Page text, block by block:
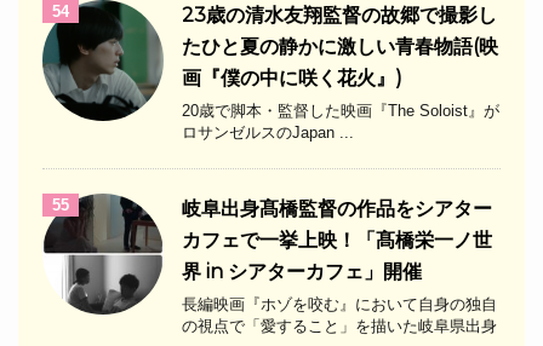
54
23歳の清水友翔監督の故郷で撮影し
たひと夏の静かに激しい青春物語(映
画『僕の中に咲く花火』)
20歳で脚本・監督した映画『The Soloist』が
ロサンゼルスのJapan ...
55
岐阜出身髙橋監督の作品をシアター
カフェで一挙上映！「髙橋栄一ノ世
界 in シアターカフェ」開催
長編映画『ホゾを咬む』において自身の独自
の視点で「愛すること」を描いた岐阜県出身